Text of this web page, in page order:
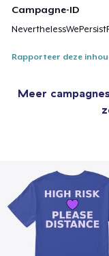
Campagne-ID
Rapporteer deze
Meer